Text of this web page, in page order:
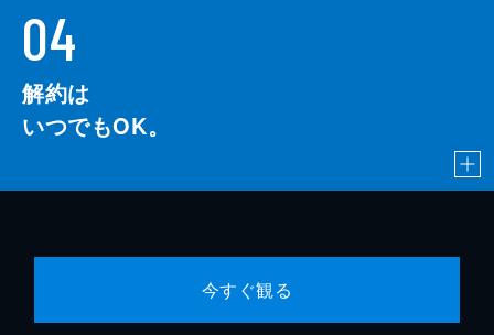
04
解約は
いつでもOK。
今すぐ観る